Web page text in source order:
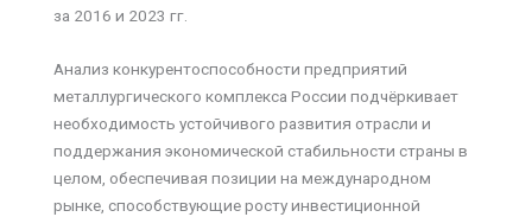
за 2016 и 2023 гг.
Анализ конкурентоспособности предприятий
металлургического комплекса России подчёркивает
необходимость устойчивого развития отрасли и
поддержания экономической стабильности страны в
целом, обеспечивая позиции на международном
рынке, способствующие росту инвестиционной